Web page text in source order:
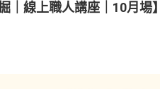
｜線上職人講座｜10月場